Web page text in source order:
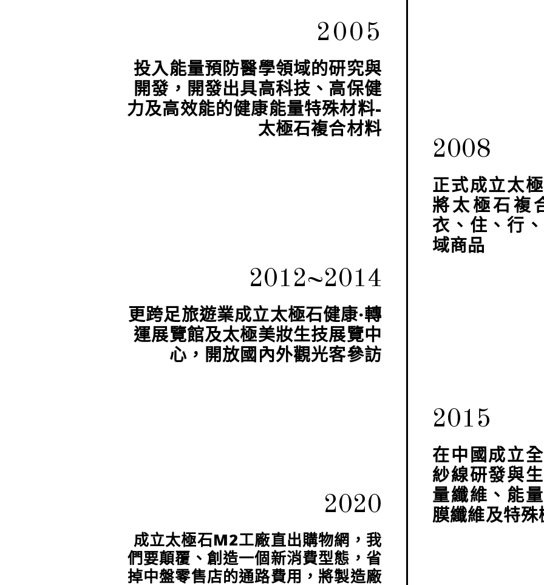
2005
投入能量預防醫學領域的研究與
開發，開發出具高科技、高保健
力及高效能的健康能量特殊材料-
太極石複合材料
2012~2014
更跨足旅遊業成立太極石健康·轉
運展覽館及太極美妝生技展覽中
心，開放國內外觀光客參訪
2020
成立太極石M2工廠直出購物網，我
們要顛覆、創造一個新消費型態，省
掉中盤零售店的通路費用，將製造廠
2008
正式成立太
將太極石複
衣、住、行
域商品
2015
在中國成立
紗線研發與
量纖維、能
膜纖維及特